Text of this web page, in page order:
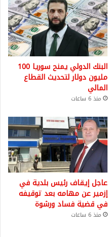
البنك الدولي يمنح سوريا 100
مليون دولار لتحديث القطاع
المالي
منذ 6 ساعات
عاجل إيقاف رئيس بلدية في
إزمير عن مهامه بعد توقيفه
في قضية فساد ورشوة
منذ 6 ساعات